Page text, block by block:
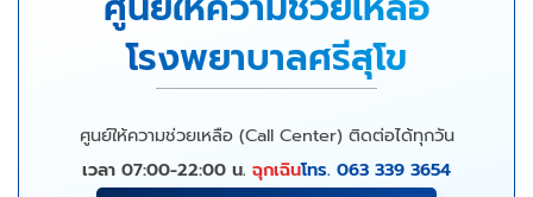
โรงพยาบาลศรีสุโข
ศูนย์ให้ความช่วยเหลือ (Call Center) ติดต่อได้ทุกวัน
เวลา 07:00-22:00 น. ฉุกเฉินโทร. 063 339 3654